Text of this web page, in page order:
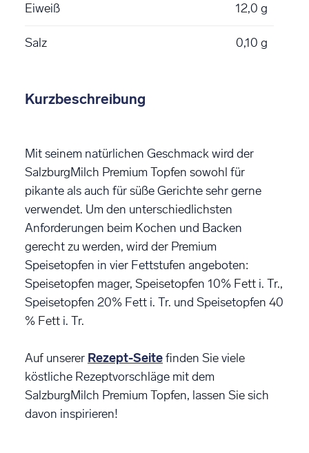
Eiweiß 12,0 g
Salz 0,10 g
Kurzbeschreibung
Mit seinem natürlichen Geschmack wird der
SalzburgMilch Premium Topfen sowohl für
pikante als auch für süße Gerichte sehr gerne
verwendet. Um den unterschiedlichsten
Anforderungen beim Kochen und Backen
gerecht zu werden, wird der Premium
Speisetopfen in vier Fettstufen angeboten:
Speisetopfen mager, Speisetopfen 10% Fett i. Tr.,
Speisetopfen 20% Fett i. Tr. und Speisetopfen 40
% Fett i. Tr.
Auf unserer Rezept-Seitefinden Sie viele
köstliche Rezeptvorschläge mit dem
SalzburgMilch Premium Topfen, lassen Sie sich
davon inspirieren!